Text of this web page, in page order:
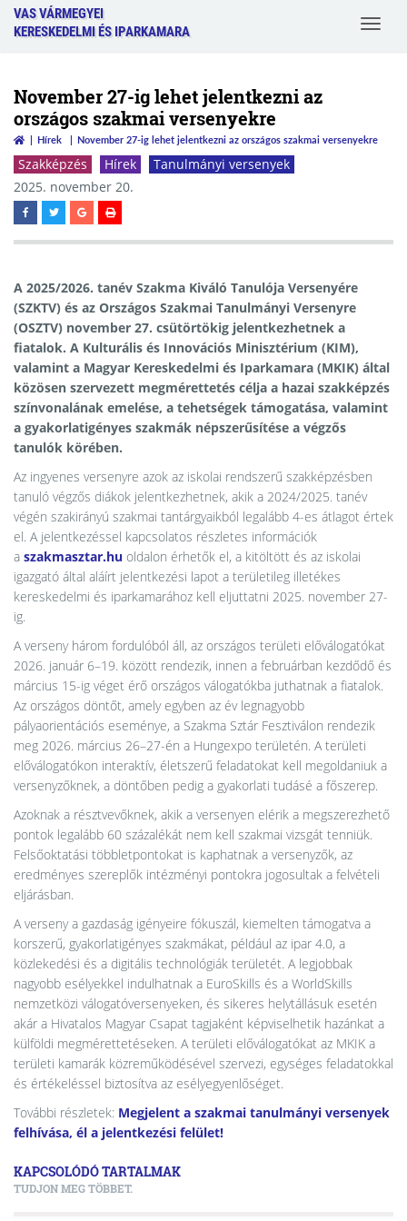
VAS VÁRMEGYEI
KERESKEDELMI ÉS IPARKAMARA
Toggle
November 27-ig lehet jelentkezni az
országos szakmai versenyekre
Hírek November 27-ig lehet jelentkezni az országos szakmai versenyekre
Szakképzés Hírek
Tanulmányi versenyek
2025. november 20.
A 2025/2026. tanév Szakma Kiváló Tanulója Versenyére
(SZKTV) és az Országos Szakmai Tanulmányi Versenyre
(OSZTV) november 27. csütörtökig jelentkezhetnek a
fiatalok. A Kulturális és Innovációs Minisztérium (KIM),
valamint a Magyar Kereskedelmi és Iparkamara (MKIK) által
közösen szervezett megmérettetés célja a hazai szakképzés
színvonalának emelése, a tehetségek támogatása, valamint
a gyakorlatigényes szakmák népszerűsítése a végzős
tanulók körében.
Az ingyenes versenyre azok az iskolai rendszerű szakképzésben
tanuló végzős diákok jelentkezhetnek, akik a 2024/2025. tanév
végén szakirányú szakmai tantárgyaikból legalább 4-es átlagot értek
el. A jelentkezéssel kapcsolatos részletes információk
a szakmasztar.hu oldalon érhetők el, a kitöltött és az iskolai
igazgató által aláírt jelentkezési lapot a területileg illetékes
kereskedelmi és iparkamarához kell eljuttatni 2025. november 27-
ig.
A verseny három fordulóból áll, az országos területi előválogatókat
2026. január 6–19. között rendezik, innen a februárban kezdődő és
március 15-ig véget érő országos válogatókba juthatnak a fiatalok.
Az országos döntőt, amely egyben az év legnagyobb
pályaorientációs eseménye, a Szakma Sztár Fesztiválon rendezik
meg 2026. március 26–27-én a Hungexpo területén. A területi
előválogatókon interaktív, életszerű feladatokat kell megoldaniuk a
versenyzőknek, a döntőben pedig a gyakorlati tudásé a főszerep.
Azoknak a résztvevőknek, akik a versenyen elérik a megszerezhető
pontok legalább 60 százalékát nem kell szakmai vizsgát tenniük.
Felsőoktatási többletpontokat is kaphatnak a versenyzők, az
eredményes szereplők intézményi pontokra jogosultak a felvételi
eljárásban.
A verseny a gazdaság igényeire fókuszál, kiemelten támogatva a
korszerű, gyakorlatigényes szakmákat, például az ipar 4.0, a
közlekedési és a digitális technológiák területét. A legjobbak
nagyobb esélyekkel indulhatnak a EuroSkills és a WorldSkills
nemzetközi válogatóversenyeken, és sikeres helytállásuk esetén
akár a Hivatalos Magyar Csapat tagjaként képviselhetik hazánkat a
külföldi megmérettetéseken. A területi előválogatókat az MKIK a
területi kamarák közreműködésével szervezi, egységes feladatokkal
és értékeléssel biztosítva az esélyegyenlőséget.
További részletek: Megjelent a szakmai tanulmányi versenyek
felhívása, él a jelentkezési felület!
KAPCSOLÓDÓ TARTALMAK
TUDJON MEG TÖBBET.